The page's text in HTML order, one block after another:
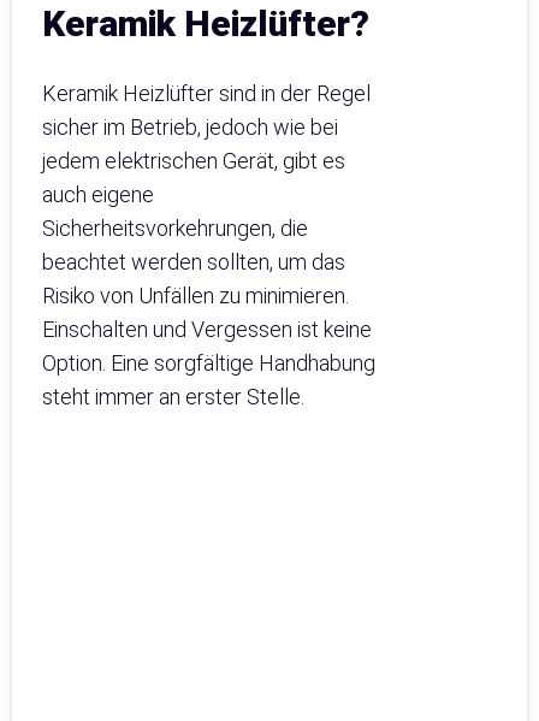
Keramik Heizlüfter?
Keramik Heizlüfter sind in der Regel
sicher im Betrieb, jedoch wie bei
jedem elektrischen Gerät, gibt es
auch eigene
Sicherheitsvorkehrungen, die
beachtet werden sollten, um das
Risiko von Unfällen zu minimieren.
Einschalten und Vergessen ist keine
Option. Eine sorgfältige Handhabung
steht immer an erster Stelle.